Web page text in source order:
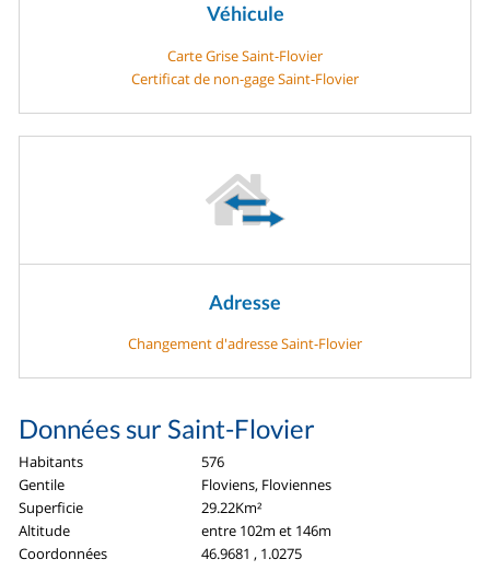
Véhicule
Carte Grise Saint-Flovier
Certificat de non-gage Saint-Flovier
Adresse
Changement d'adresse Saint-Flovier
Données sur Saint-Flovier
Habitants
576
Gentile
Floviens, Floviennes
Superficie
29.22Km²
Altitude
entre 102m et 146m
Coordonnées
46.9681 , 1.0275